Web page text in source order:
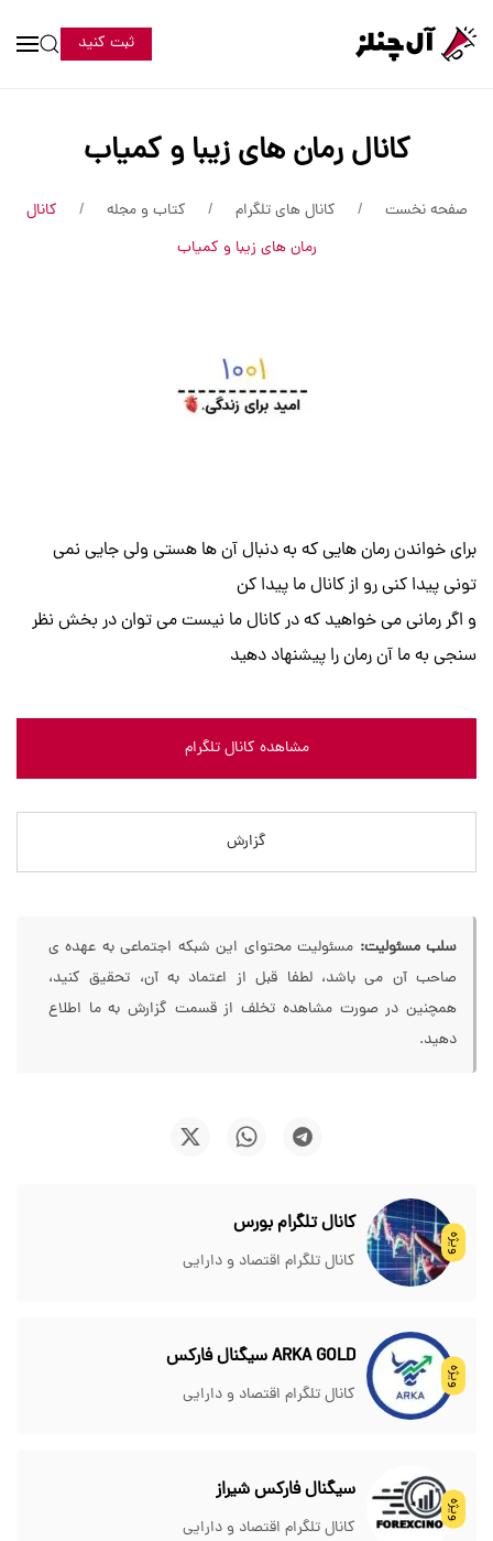
ثبت کنید
کانال رمان های زیبا و کمیاب
صفحه نخست کانال های تلگرام کتاب و مجله
کانال
رمان های زیبا و کمیاب
برای خواندن رمان هایی که به دنبال آن ها هستی ولی جایی نمی
تونی پیدا کنی رو از کانال ما پیدا کن
و اگر رمانی می خواهید که در کانال ما نیست می توان در بخش نظر
سنجی به ما آن رمان را پیشنهاد دهید
مشاهده کانال تلگرام
گزارش
سلب مسئولیت: مسئولیت محتوای این شبکه اجتماعی به عهده ی
صاحب آن می باشد، لطفا قبل از اعتماد به آن، تحقیق کنید،
همچنین در صورت مشاهده تخلف از قسمت گزارش به ما اطلاع
دهید.
ویژه
کانال تلگرام بورس
کانال تلگرام اقتصاد و دارایی
ویژه
ARKA GOLD سیگنال فارکس
کانال تلگرام اقتصاد و دارایی
ویژه
سیگنال فارکس شیراز
کانال تلگرام اقتصاد و دارایی